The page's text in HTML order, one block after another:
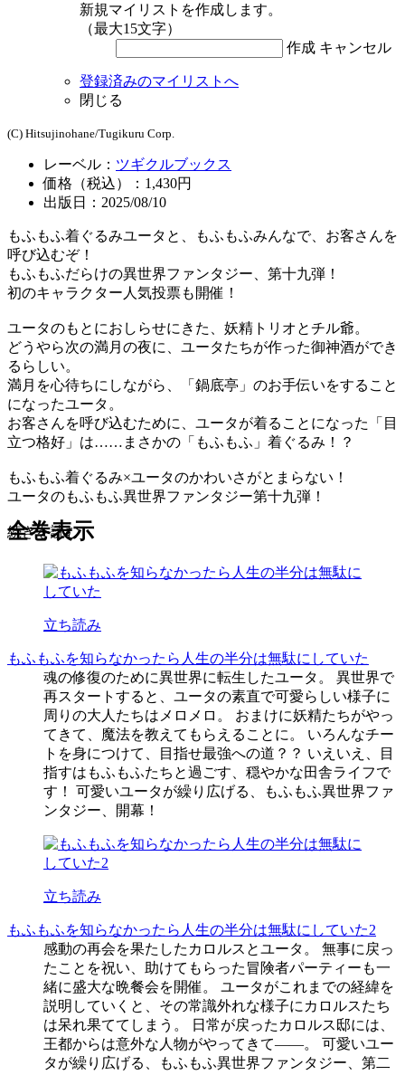
新規マイリストを作成します。
（最大15文字）
作成 キャンセル
登録済みのマイリストへ
閉じる
(C) Hitsujinohane/Tugikuru Corp.
レーベル： ツギクルブックス
価格（税込）：1,430円
出版日：2025/08/10
もふもふ着ぐるみユータと、もふもふみんなで、お客さんを
呼び込むぞ！
もふもふだらけの異世界ファンタジー、第十九弾！
初のキャラクター人気投票も開催！
ユータのもとにおしらせにきた、妖精トリオとチル爺。
どうやら次の満月の夜に、ユータたちが作った御神酒ができ
るらしい。
満月を心待ちにしながら、「鍋底亭」のお手伝いをすること
になったユータ。
お客さんを呼び込むために、ユータが着ることになった「目
立つ格好」は……まさかの「もふもふ」着ぐるみ！？
もふもふ着ぐるみ×ユータのかわいさがとまらない！
ユータのもふもふ異世界ファンタジー第十九弾！
続きを読む
全巻表示
立ち読み
もふもふを知らなかったら人生の半分は無駄にしていた
魂の修復のために異世界に転生したユータ。 異世界で
再スタートすると、ユータの素直で可愛らしい様子に
周りの大人たちはメロメロ。 おまけに妖精たちがやっ
てきて、魔法を教えてもらえることに。 いろんなチー
トを身につけて、目指せ最強への道？？ いえいえ、目
指すはもふもふたちと過ごす、穏やかな田舎ライフで
す！ 可愛いユータが繰り広げる、もふもふ異世界ファ
ンタジー、開幕！
立ち読み
もふもふを知らなかったら人生の半分は無駄にしていた2
感動の再会を果たしたカロルスとユータ。 無事に戻っ
たことを祝い、助けてもらった冒険者パーティーも一
緒に盛大な晩餐会を開催。 ユータがこれまでの経緯を
説明していくと、その常識外れな様子にカロルスたち
は呆れ果ててしまう。 日常が戻ったカロルス邸には、
王都からは意外な人物がやってきて――。 可愛いユー
タが繰り広げる、もふもふ異世界ファンタジー、第二